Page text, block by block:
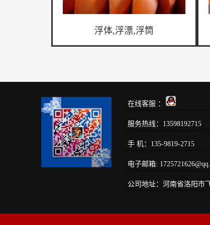
浮体,浮漂,浮筒
在线客服 ：
服务热线：13598192715
手 机：135-9819-2715
电子邮箱:
公司地址：河南省洛阳市